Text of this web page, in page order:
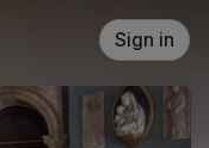
Sign in